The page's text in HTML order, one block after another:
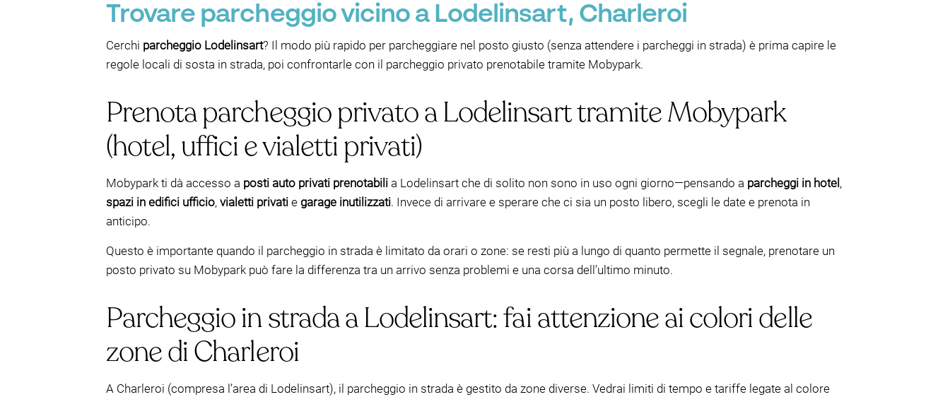
Trovare parcheggio vicino a Lodelinsart, Charleroi
Cerchi parcheggio Lodelinsart? Il modo più rapido per parcheggiare nel posto giusto (senza attendere i parcheggi in strada) è prima capire le
regole locali di sosta in strada, poi confrontarle con il parcheggio privato prenotabile tramite Mobypark.
Prenota parcheggio privato a Lodelinsart tramite Mobypark
(hotel, uffici e vialetti privati)
Mobypark ti dà accesso a posti auto privati prenotabili a Lodelinsart che di solito non sono in uso ogni giorno—pensando a parcheggi in hotel ,
spazi in edifici ufficio, vialetti privati e garage inutilizzati. Invece di arrivare e sperare che ci sia un posto libero, scegli le date e prenota in
anticipo.
Questo è importante quando il parcheggio in strada è limitato da orari o zone: se resti più a lungo di quanto permette il segnale, prenotare un
posto privato su Mobypark può fare la differenza tra un arrivo senza problemi e una corsa dell’ultimo minuto.
Parcheggio in strada a Lodelinsart: fai attenzione ai colori delle
zone di Charleroi
A Charleroi (compresa l’area di Lodelinsart), il parcheggio in strada è gestito da zone diverse. Vedrai limiti di tempo e tariffe legate al colore